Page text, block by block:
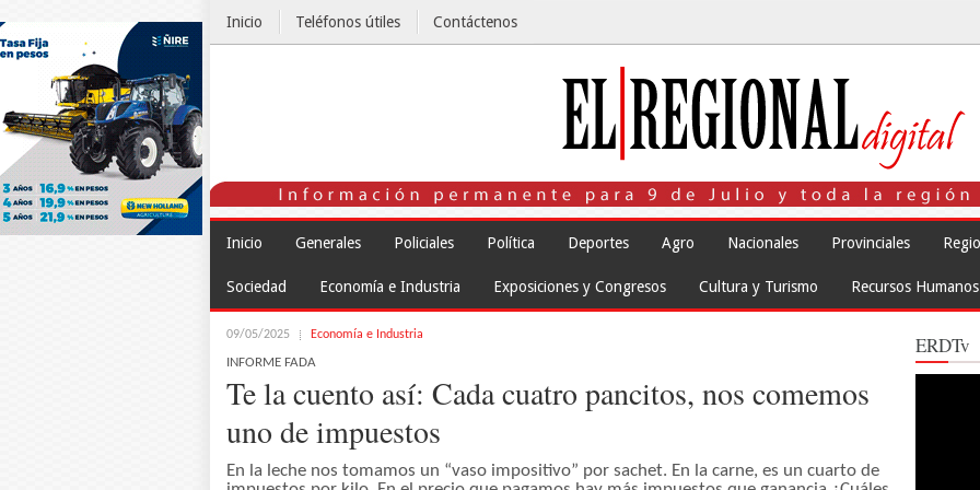
Inicio Teléfonos útiles Contáctenos
Inicio Generales Policiales Política Deportes Agro Nacionales Provinciales
Sociedad Economía e Industria Exposiciones y Congresos Cultura y Turismo Recursos Humanos
09/05/2025 Economía e Industria
INFORME FADA
Te la cuento así: Cada cuatro pancitos, nos comemos
uno de impuestos
En la leche nos tomamos un “vaso impositivo” por sachet. En la carne, es un cuarto de
ERDTv